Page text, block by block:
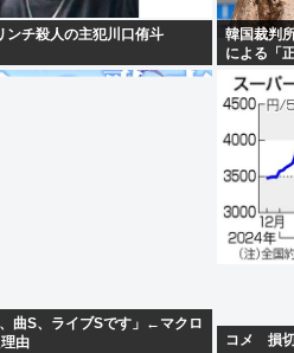
ンチ殺人の主犯川口侑斗
韓国裁判
による「
曲S、ライブSです」←マクロ
由
コメ 損